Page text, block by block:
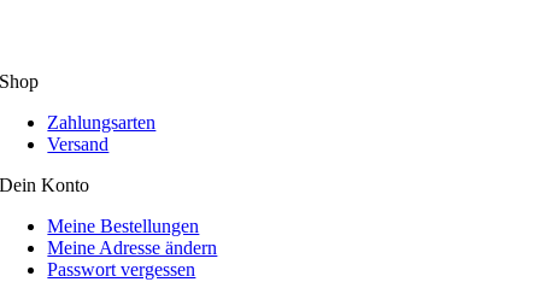
Shop
Zahlungsarten
Versand
Dein Konto
Meine Bestellungen
Meine Adresse ändern
Passwort vergessen